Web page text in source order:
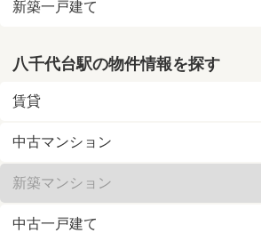
新築一戸建て
八千代台駅の物件情報を探す
賃貸
中古マンション
新築マンション
中古一戸建て